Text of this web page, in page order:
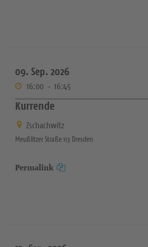
09. Sep. 2026
16:00 - 16:45
Kurrende
Zschachwitz
Meußlitzer Straße 113 Dresden
Permalink